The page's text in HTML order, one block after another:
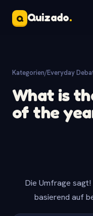
Q Quizado.
Kategorien/Everyday
What is
of the
Die Umfrage
basierend auf